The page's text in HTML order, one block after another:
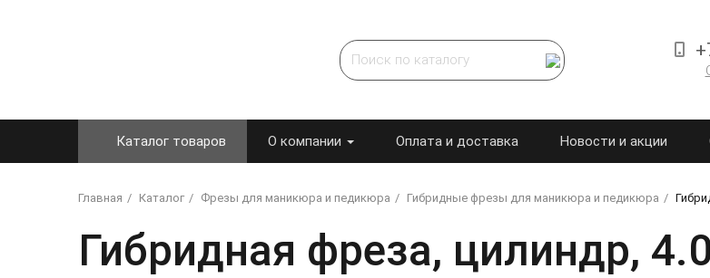
Каталог товаров О компании Оплата и доставка Новости и акции
Главная Каталог Фрезы для маникюра и педикюра Гибридные фрезы для маникюра и педикюра
Гибридная фреза, цилиндр,